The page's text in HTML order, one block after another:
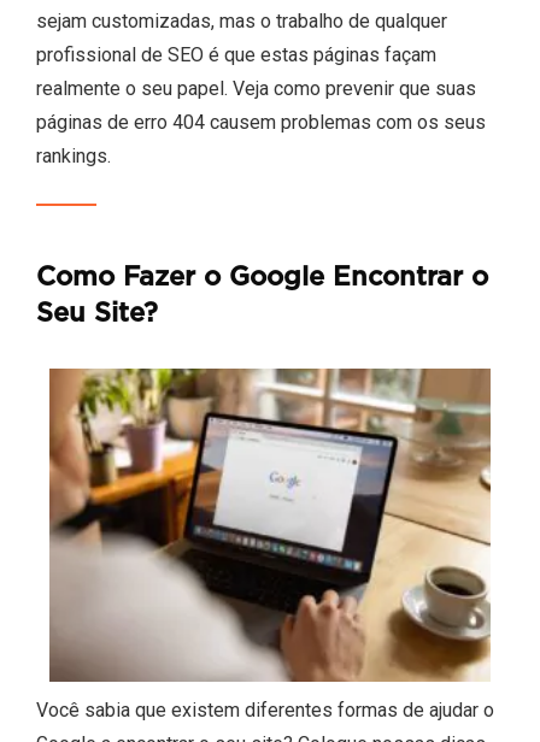
sejam customizadas, mas o trabalho de qualquer
profissional de SEO é que estas páginas façam
realmente o seu papel. Veja como prevenir que suas
páginas de erro 404 causem problemas com os seus
rankings.
Como Fazer o Google Encontrar o
Seu Site?
Você sabia que existem diferentes formas de ajudar o